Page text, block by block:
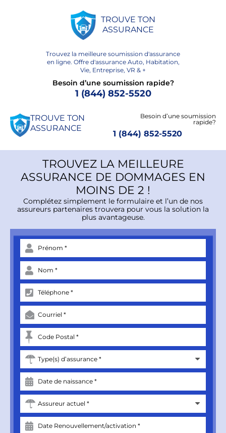
TROUVE TON
ASSURANCE
Trouvez la meilleure soumission d'assurance
en ligne. Offre d'assurance Auto, Habitation,
Vie, Entreprise, VR & +
Besoin d’une soumission rapide?
1 (844) 852-5520
TROUVE TON
ASSURANCE
Besoin d’une soumission
rapide?
1 (844) 852-5520
TROUVEZ LA MEILLEURE
ASSURANCE DE DOMMAGES EN
MOINS DE 2 !
Complétez simplement le formulaire et l’un de nos
assureurs partenaires trouvera pour vous la solution la
plus avantageuse.